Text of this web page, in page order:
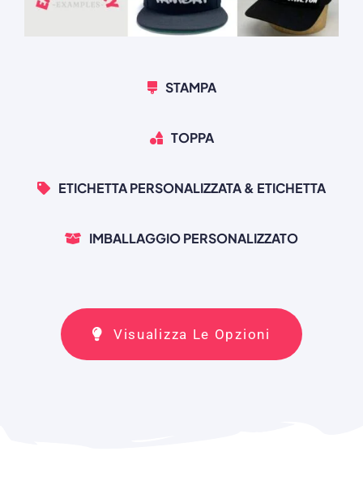
STAMPA
TOPPA
ETICHETTA PERSONALIZZATA & ETICHETTA
IMBALLAGGIO PERSONALIZZATO
Visualizza Le Opzioni